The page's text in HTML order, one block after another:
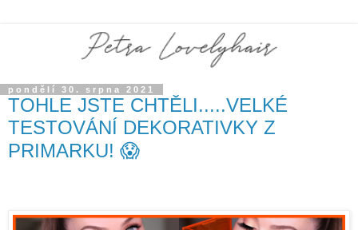
pondělí 30. srpna 2021
TOHLE JSTE CHTĚLI.....VELKÉ
TESTOVÁNÍ DEKORATIVKY Z
PRIMARKU! 😱